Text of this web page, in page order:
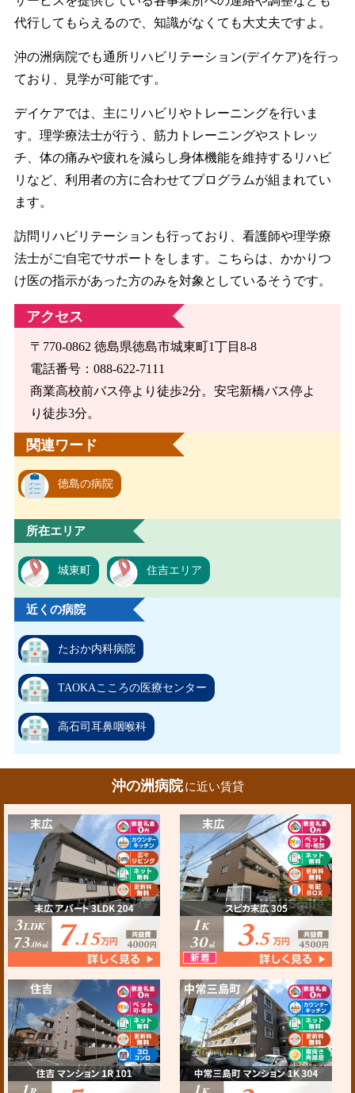
代行してもらえるので、知識がなくても大丈夫ですよ。
沖の洲病院でも通所リハビリテーション(デイケア)を行っ
ており、見学が可能です。
デイケアでは、主にリハビリやトレーニングを行いま
す。理学療法士が行う、筋力トレーニングやストレッ
チ、体の痛みや疲れを減らし身体機能を維持するリハビ
リなど、利用者の方に合わせてプログラムが組まれてい
ます。
訪問リハビリテーションも行っており、看護師や理学療
法士がご自宅でサポートをします。こちらは、かかりつ
け医の指示があった方のみを対象としているそうです。
アクセス
〒770-0862 徳島県徳島市城東町1丁目8-8
電話番号：088-622-7111
商業高校前バス停より徒歩2分。安宅新橋バス停よ
り徒歩3分。
関連ワード
徳島の病院
所在エリア
城東町 住吉エリア
近くの病院
たおか内科病院
TAOKAこころの医療センター
高石司耳鼻咽喉科
沖の洲病院 に近い賃貸